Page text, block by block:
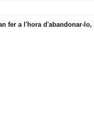
fer a l'hora d'abandonar-lo,